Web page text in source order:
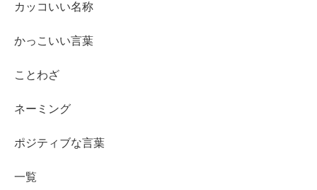
カッコいい名称
かっこいい言葉
ことわざ
ネーミング
ポジティブな言葉
一覧